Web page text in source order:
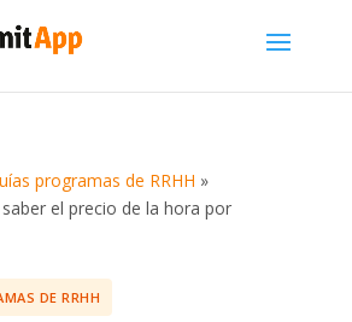
programas de RRHH »
el precio de la hora por
DE RRHH